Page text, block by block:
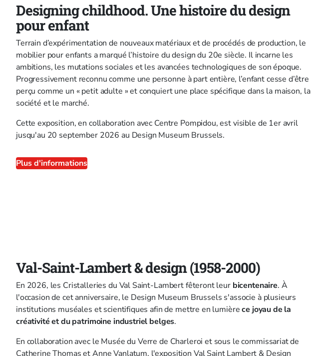
Designing childhood. Une histoire du design
pour enfant
Terrain d’expérimentation de nouveaux matériaux et de procédés de production, le
mobilier pour enfants a marqué l’histoire du design du 20e siècle. Il incarne les
ambitions, les mutations sociales et les avancées technologiques de son époque.
Progressivement reconnu comme une personne à part entière, l’enfant cesse d’être
perçu comme un « petit adulte » et conquiert une place spécifique dans la maison, la
société et le marché.
Cette exposition, en collaboration avec Centre Pompidou, est visible de 1er avril
jusqu'au 20 september 2026 au Design Museum Brussels.
Plus d'informations
Val-Saint-Lambert & design (1958-2000)
En 2026, les Cristalleries du Val Saint-Lambert fêteront leur bicentenaire. À
l'occasion de cet anniversaire, le Design Museum Brussels s'associe à plusieurs
institutions muséales et scientifiques afin de mettre en lumièrece joyau de la
créativité et du patrimoine industriel belges.
En collaboration avec le Musée du Verre de Charleroi et sous le commissariat de
Catherine Thomas et Anne Vanlatum, l'exposition Val Saint Lambert & Design